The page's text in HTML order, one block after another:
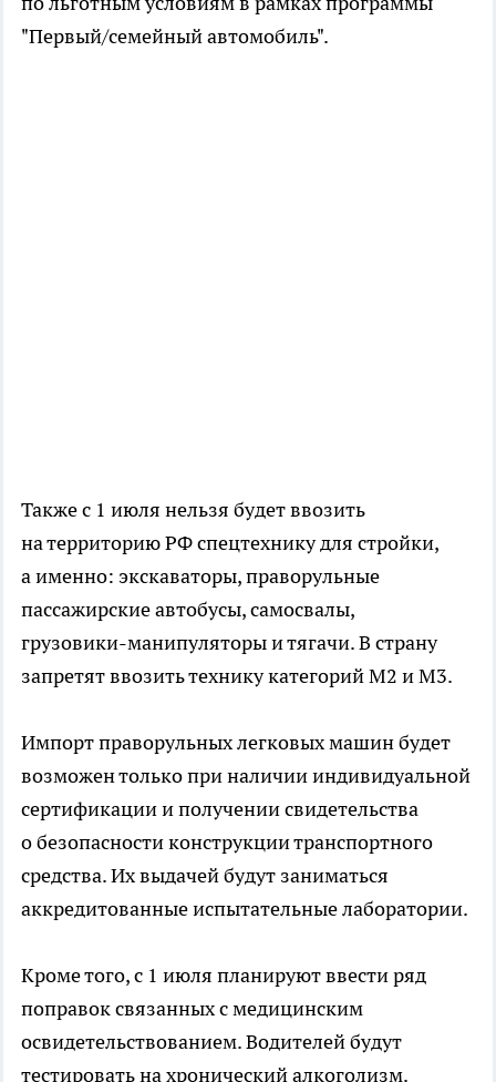
"Первый/семейный автомобиль".
Также с 1 июля нельзя будет ввозить
на территорию РФ спецтехнику для стройки,
а именно: экскаваторы, праворульные
пассажирские автобусы, самосвалы,
грузовики-манипуляторыи тягачи. В страну
запретят ввозить технику категорий М2 и М3.
Импорт праворульных легковых машин будет
возможен только при наличии индивидуальной
сертификации и получении свидетельства
о безопасности конструкции транспортного
средства. Их выдачей будут заниматься
аккредитованные испытательные лаборатории.
Кроме того, с 1 июля планируют ввести ряд
поправок связанных с медицинским
освидетельствованием. Водителей будут
тестировать на хронический алкоголизм.